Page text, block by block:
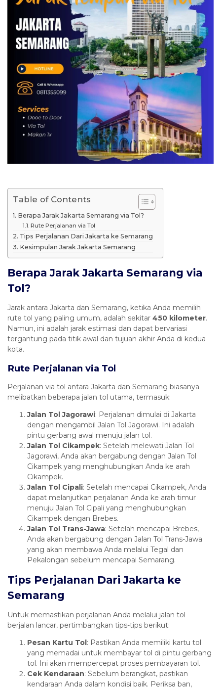
Table of Contents
Berapa Jarak Jakarta Semarang via Tol?
Rute Perjalanan via Tol
Tips Perjalanan Dari Jakarta ke Semarang
Kesimpulan Jarak Jakarta Semarang
Berapa Jarak Jakarta Semarang via
Tol?
Jarak antara Jakarta dan Semarang, ketika Anda memilih
rute tol yang paling umum, adalah sekitar 450 kilometer.
Namun, ini adalah jarak estimasi dan dapat bervariasi
tergantung pada titik awal dan tujuan akhir Anda di kedua
kota.
Rute Perjalanan via Tol
Perjalanan via tol antara Jakarta dan Semarang biasanya
melibatkan beberapa jalan tol utama, termasuk:
Jalan Tol Jagorawi: Perjalanan dimulai di Jakarta
dengan mengambil Jalan Tol Jagorawi. Ini adalah
pintu gerbang awal menuju jalan tol.
Jalan Tol Cikampek: Setelah melewati Jalan Tol
Jagorawi, Anda akan bergabung dengan Jalan Tol
Cikampek yang menghubungkan Anda ke arah
Cikampek.
Jalan Tol Cipali: Setelah mencapai Cikampek, Anda
dapat melanjutkan perjalanan Anda ke arah timur
menuju Jalan Tol Cipali yang menghubungkan
Cikampek dengan Brebes.
Jalan Tol Trans-Jawa: Setelah mencapai Brebes,
Anda akan bergabung dengan Jalan Tol Trans-Jawa
yang akan membawa Anda melalui Tegal dan
Pekalongan sebelum mencapai Semarang.
Tips Perjalanan Dari Jakarta ke
Semarang
Untuk memastikan perjalanan Anda melalui jalan tol
berjalan lancar, pertimbangkan tips-tips berikut:
Pesan Kartu Tol: Pastikan Anda memiliki kartu tol
yang memadai untuk membayar tol di pintu gerbang
tol. Ini akan mempercepat proses pembayaran tol.
Cek Kendaraan: Sebelum berangkat, pastikan
kendaraan Anda dalam kondisi baik. Periksa ban,